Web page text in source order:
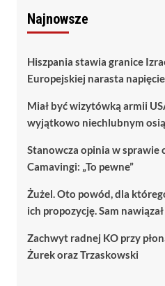
Najnowsze
Hiszpania stawia granice
Europejskiej narasta napięcie
Miał być wizytówką armii
wyjątkowo niechlubnym
Stanowcza opinia w sprawie
Camavingi: „To pewne”
Żużel. Oto powód, dla
ich propozycję. Sam
Zachwyt radnej KO przy
Żurek oraz Trzaskowski